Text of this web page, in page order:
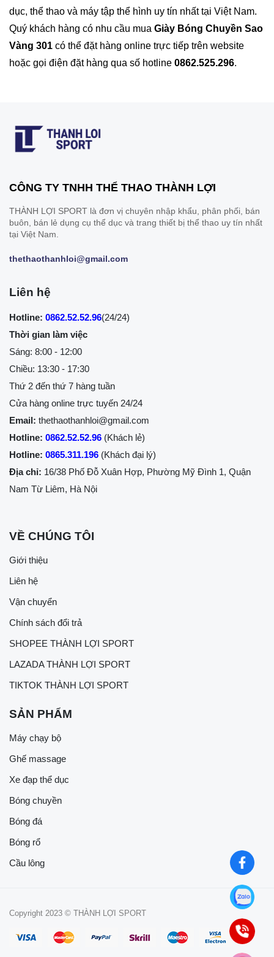
dục, thể thao và máy tập thể hình uy tín nhất tại Việt Nam.
Quý khách hàng có nhu cầu mua Giày Bóng Chuyền Sao
Vàng 301 có thể đặt hàng online trực tiếp trên website
hoặc gọi điện đặt hàng qua số hotline 0862.525.296.
CÔNG TY TNHH THỂ THAO THÀNH LỢI
THÀNH LỢI SPORT là đơn vị chuyên nhập khẩu, phân phối, bán
buôn, bán lẻ dụng cụ thể dục và trang thiết bị thể thao uy tín nhất
tại Việt Nam.
thethaothanhloi@gmail.com
Liên hệ
Hotline: 0862.52.52.96(24/24)
Thời gian làm việc
Sáng: 8:00 - 12:00
Chiều: 13:30 - 17:30
Thứ 2 đến thứ 7 hàng tuần
Cửa hàng online trực tuyến 24/24
Email: thethaothanhloi@gmail.com
Hotline: 0862.52.52.96 (Khách lẻ)
Hotline: 0865.311.196 (Khách đại lý)
Địa chỉ: 16/38 Phố Đỗ Xuân Hợp, Phường Mỹ Đình 1, Quận
Nam Từ Liêm, Hà Nội
VỀ CHÚNG TÔI
Giới thiệu
Liên hệ
Vận chuyển
Chính sách đổi trả
SHOPEE THÀNH LỢI SPORT
LAZADA THÀNH LỢI SPORT
TIKTOK THÀNH LỢI SPORT
SẢN PHẨM
Máy chạy bộ
Ghế massage
Xe đạp thể dục
Bóng chuyền
Bóng đá
Bóng rổ
Cầu lông
Copyright 2023 © THÀNH LỢI SPORT